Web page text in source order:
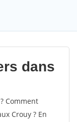
dans
Comment
Crouy ? En